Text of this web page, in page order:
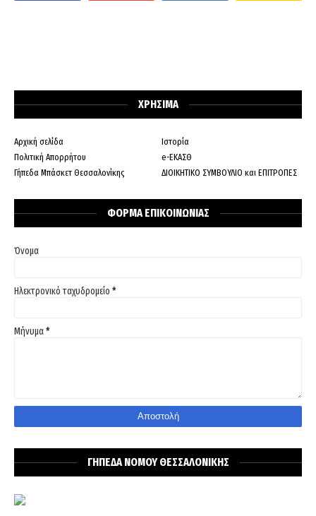
ΧΡΗΣΙΜΑ
Αρχική σελίδα
Ιστορία
Πολιτική Απορρήτου
e-ΕΚΑΣΘ
Γήπεδα Μπάσκετ Θεσσαλονίκης
ΔΙΟΙΚΗΤΙΚΟ ΣΥΜΒΟΥΛΙΟ και ΕΠΙΤΡΟΠΕΣ
ΦΟΡΜΑ ΕΠΙΚΟΙΝΩΝΙΑΣ
Όνομα
Ηλεκτρονικό ταχυδρομείο *
Μήνυμα*
ΓΗΠΕΔΑ ΝΟΜΟΥ ΘΕΣΣΑΛΟΝΙΚΗΣ